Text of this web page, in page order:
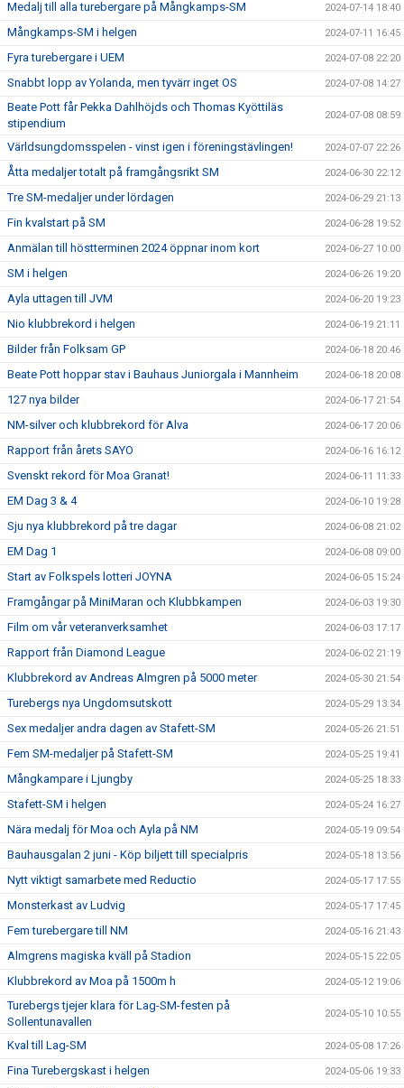
Medalj till alla turebergare på Mångkamps-SM 2024-07-14 18:40
Mångkamps-SM i helgen 2024-07-11 16:45
Fyra turebergare i UEM 2024-07-08 22:20
Snabbt lopp av Yolanda, men tyvärr inget OS 2024-07-08 14:27
Beate Pott får Pekka Dahlhöjds och Thomas Kyöttiläs
stipendium
2024-07-08 08:59
Världsungdomsspelen - vinst igen i föreningstävlingen! 2024-07-07 22:26
Åtta medaljer totalt på framgångsrikt SM 2024-06-30 22:12
Tre SM-medaljer under lördagen 2024-06-29 21:13
Fin kvalstart på SM 2024-06-28 19:52
Anmälan till höstterminen 2024 öppnar inom kort 2024-06-27 10:00
SM i helgen 2024-06-26 19:20
Ayla uttagen till JVM 2024-06-20 19:23
Nio klubbrekord i helgen 2024-06-19 21:11
Bilder från Folksam GP 2024-06-18 20:46
Beate Pott hoppar stav i Bauhaus Juniorgala i Mannheim 2024-06-18 20:08
127 nya bilder 2024-06-17 21:54
NM-silver och klubbrekord för Alva 2024-06-17 20:06
Rapport från årets SAYO 2024-06-16 16:12
Svenskt rekord för Moa Granat! 2024-06-11 11:33
EM Dag 3 & 4 2024-06-10 19:28
Sju nya klubbrekord på tre dagar 2024-06-08 21:02
EM Dag 1 2024-06-08 09:00
Start av Folkspels lotteri JOYNA 2024-06-05 15:24
Framgångar på MiniMaran och Klubbkampen 2024-06-03 19:30
Film om vår veteranverksamhet 2024-06-03 17:17
Rapport från Diamond League 2024-06-02 21:19
Klubbrekord av Andreas Almgren på 5000 meter 2024-05-30 21:54
Turebergs nya Ungdomsutskott 2024-05-29 13:34
Sex medaljer andra dagen av Stafett-SM 2024-05-26 21:51
Fem SM-medaljer på Stafett-SM 2024-05-25 19:41
Mångkampare i Ljungby 2024-05-25 18:33
Stafett-SM i helgen 2024-05-24 16:27
Nära medalj för Moa och Ayla på NM 2024-05-19 09:54
Bauhausgalan 2 juni - Köp biljett till specialpris 2024-05-18 13:56
Nytt viktigt samarbete med Reductio 2024-05-17 17:55
Monsterkast av Ludvig 2024-05-17 17:45
Fem turebergare till NM 2024-05-16 21:43
Almgrens magiska kväll på Stadion 2024-05-15 22:05
Klubbrekord av Moa på 1500m h 2024-05-12 19:06
Turebergs tjejer klara för Lag-SM-festen på
Sollentunavallen
2024-05-10 10:55
Kval till Lag-SM 2024-05-08 17:26
Fina Turebergskast i helgen 2024-05-06 19:33